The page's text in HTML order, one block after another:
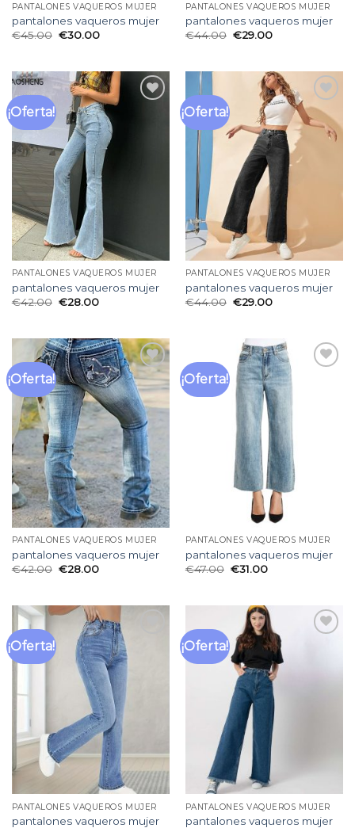
PANTALONES VAQUEROS MUJER
pantalones vaqueros mujer
€45.00 €30.00
PANTALONES VAQUEROS MUJER
pantalones vaqueros mujer
€44.00 €29.00
¡Oferta!
PANTALONES VAQUEROS MUJER
pantalones vaqueros mujer
€42.00 €28.00
¡Oferta!
Añadir
a la
lista
PANTALONES VAQUEROS MUJER
pantalones vaqueros mujer
€44.00 €29.00
¡Oferta!
Añadir
a la
lista
de
deseos
PANTALONES VAQUEROS MUJER
pantalones vaqueros mujer
€42.00 €28.00
¡Oferta!
PANTALONES VAQUEROS MUJER
pantalones vaqueros mujer
€47.00 €31.00
¡Oferta!
PANTALONES VAQUEROS MUJER
pantalones vaqueros mujer
¡Oferta!
PANTALONES VAQUEROS MUJER
pantalones vaqueros mujer